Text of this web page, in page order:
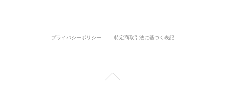
プライバシーポリシー 特定商取引法に基づく表記